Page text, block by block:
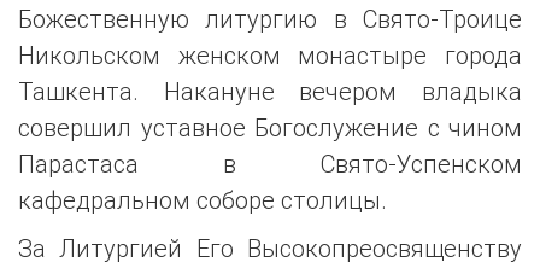
Божественную литургию в Свято-Троице
Никольском женском монастыре города
Ташкента. Накануне вечером владыка
совершил уставное Богослужение с чином
Парастаса в Свято-Успенском
кафедральном соборе столицы.
За Литургией Его Высокопреосвященству